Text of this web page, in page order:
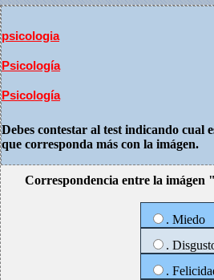
psicologia
Psicología
Psicología
Debes contestar al test indicando cual
que corresponda más con la imágen.
Correspondencia entre la imágen
. Miedo
.
.